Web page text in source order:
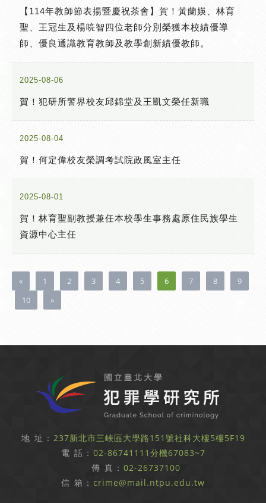
【114年教師節表揚暨慶祝茶會】賀！黃蘭媖、林育
聖、王冠生及楊喨智四位老師分別榮獲本校績優導
師、優良通識教育教師及教學創新績優教師。
2025-08-06
賀！犯研所警界校友邱錦堂及王凱文榮任新職
2025-08-04
賀！何定偉校友榮調考試院政風室主任
2025-08-01
賀！林育聖副教授兼任本校學生事務處原住民族學生
資源中心主任
« 1 2 3 4 5 6 7 8
9
10
»
地 址： 237新北市三峽區大學路151號社科大樓5樓5F19
電 話： 02-86741111分機67083~7
傳 真： 02-26737100
信 箱： crime@mail.ntpu.edu.tw